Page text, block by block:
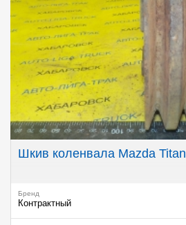
Шкив коленвала Mazda Titan
Бренд
Контрактный